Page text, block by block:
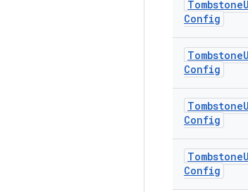
Tombstone
Config
Tombstone
Config
Tombstone
Config
Tombstone
Config